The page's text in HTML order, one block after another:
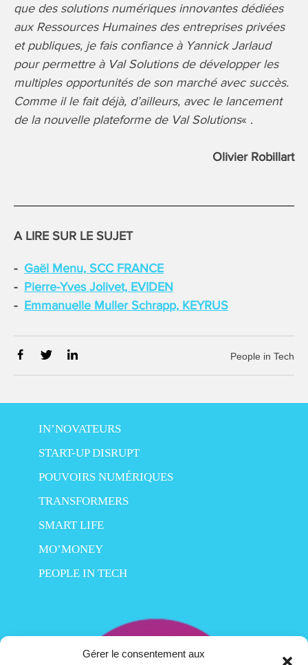
Gérer le consentement aux
que des solutions numériques innovantes dédiées
aux Ressources Humaines des entreprises privées
et publiques, je fais confiance à Yannick Jarlaud
pour permettre à Val Solutions de développer les
multiples opportunités de son marché avec succès.
Comme il le fait déjà, d’ailleurs, avec le lancement
de la nouvelle plateforme de Val Solutions« .
Olivier Robillart
A LIRE SUR LE SUJET
Gaël Menu, SCC FRANCE
Pierre-Yves Jolivet, EVIDEN
Emmanuelle Muller Schrapp, KEYRUS
People in Tech
IN’NOVATEURS
START-UP DISRUPT
POUVOIRS NUMÉRIQUES
TRANSFORMERS
SMART LIFE
MO’MONEY
PEOPLE IN TECH